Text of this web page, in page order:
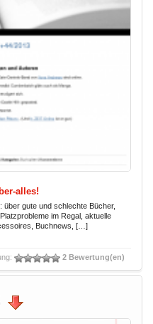
alles!
über gute und schlechte Bücher,
im Regal, aktuelle
Buchnews, […]
2 Bewertung(en)